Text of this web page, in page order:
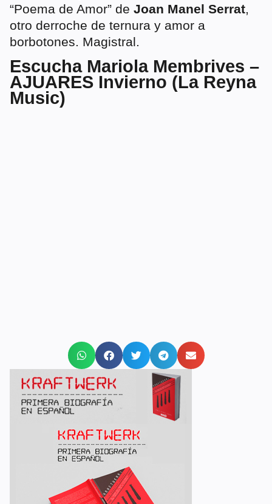
“Poema de Amor” de Joan Manel Serrat,
otro derroche de ternura y amor a
borbotones. Magistral.
Escucha Mariola Membrives –
AJUARES Invierno (La Reyna
Music)